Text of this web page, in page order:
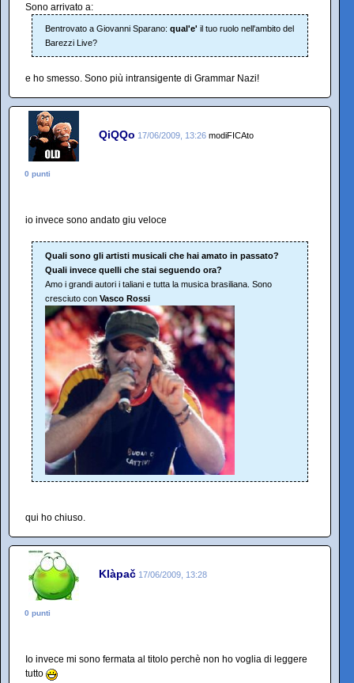
Sono arrivato a:
Bentrovato a Giovanni Sparano: qual'e' il tuo ruolo nell'ambito del
Barezzi Live?
e ho smesso. Sono più intransigente di Grammar Nazi!
QiQQo 17/06/2009, 13:26 modiFICAto
0 punti
io invece sono andato giu veloce
Quali sono gli artisti musicali che hai amato in passato?
Quali invece quelli che stai seguendo ora?
Amo i grandi autori i taliani e tutta la musica brasiliana. Sono
cresciuto con Vasco Rossi
qui ho chiuso.
Klàpač 17/06/2009, 13:28
0 punti
Io invece mi sono fermata al titolo perchè non ho voglia di leggere
tutto